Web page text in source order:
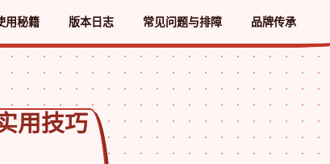
用秘籍 版本日志 常见问题与排障 品牌传承
用技巧